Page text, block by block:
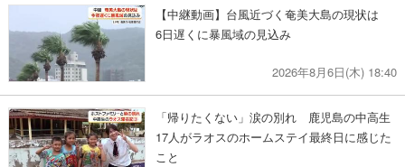
【中継動画】台風近づく奄美大島の現状は
6日遅くに暴風域の見込み
2026年8月6日(木) 18:40
「帰りたくない」涙の別れ 鹿児島の中高生
17人がラオスのホームステイ最終日に感じた
こと